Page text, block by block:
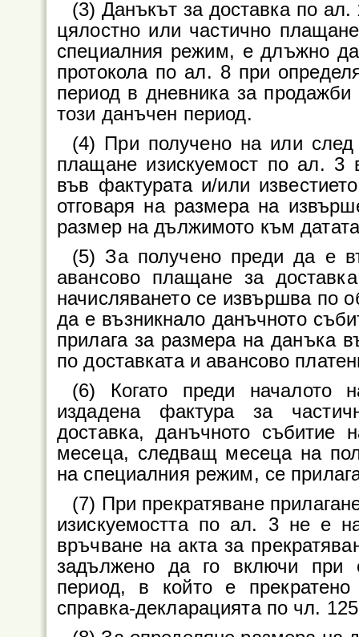
(3) Данъкът за доставка по
цялостно или частично
специалния режим, е длъжно
протокола по ал. 8 при
период в дневника за
този данъчен период.
(4) При получено на или след
плащане изискуемост по ал. 3
във фактурата и/или
отговаря на размера на
размер на дължимото към
(5) За получено преди да е
авансово плащане за
начисляването се извършва по
да е възникнало данъчното
прилага за размера на данъка
по доставката и авансово
(6) Когато преди началото
издадена фактура за
доставка, данъчното събитие
месеца, следващ месеца на
на специалния режим, се
(7) При прекратяване
изискуемостта по ал. 3 не е
връчване на акта за
задължено да го включи при
период, в който е
справка-декларацията по чл.